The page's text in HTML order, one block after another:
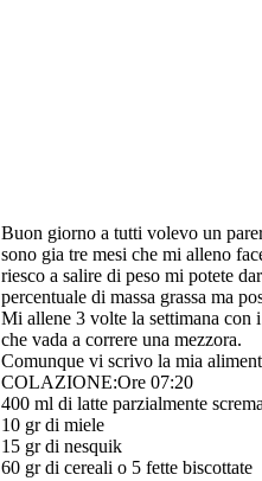
Buon giorno a tutti volevo un
sono gia tre mesi che mi alleno
riesco a salire di peso mi potete
percentuale di massa grassa ma
Mi allene 3 volte la settimana con
che vada a correre una mezzora.
Comunque vi scrivo la mia
COLAZIONE:Ore 07:20
400 ml di latte parzialmente
10 gr di miele
15 gr di nesquik
60 gr di cereali o 5 fette biscottate